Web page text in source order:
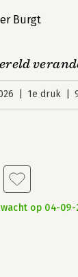
Burgt
1e druk
op 04-09-